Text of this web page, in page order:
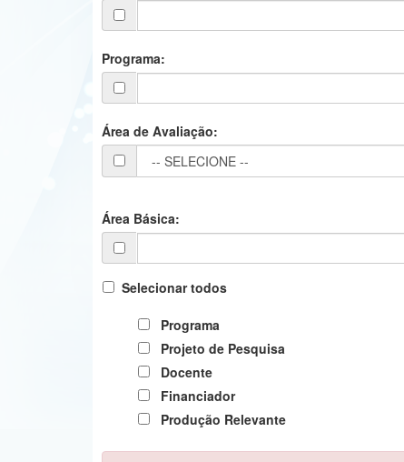
Programa:
Área de Avaliação:
Área Básica:
Selecionar todos
Programa
Projeto de Pesquisa
Docente
Financiador
Produção Relevante